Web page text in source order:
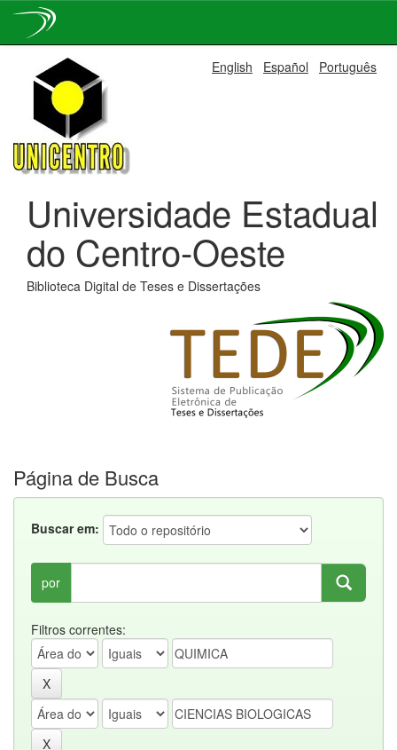
navigation
English Español Português
Universidade Estadual
do Centro-Oeste
Biblioteca Digital de Teses e Dissertações
Página de Busca
Buscar em:
por
Filtros correntes: